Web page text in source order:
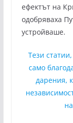
ефектът на
одобряваха
устройваше.
Тези
само
дарения,